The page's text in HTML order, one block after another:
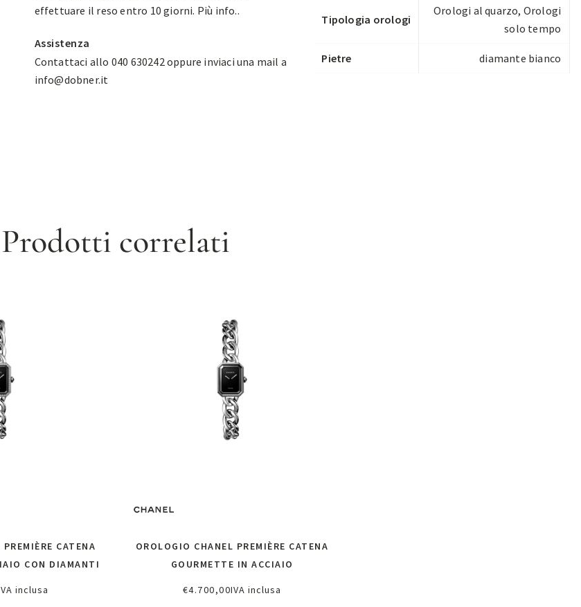
effettuare il reso entro 10 giorni. Più info..
Assistenza
Contattaci allo 040 630242 oppure inviaci una mail a
info@dobner.it
Tipologia orologi
Orologi al quarzo, Orologi
solo tempo
Pietre diamante bianco
Prodotti correlati
CATENA
CON DIAMANTI
inclusa
OROLOGIO CHANEL PREMIÈRE CATENA
GOURMETTE IN ACCIAIO
€4.700,00IVA inclusa